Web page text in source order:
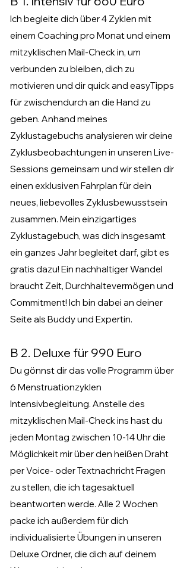
Ich begleite dich über 4 Zyklen mit
einem Coaching pro Monat und einem
mitzyklischen Mail-Check in, um
verbunden zu bleiben, dich zu
motivieren und dir quick and easyTipps
für zwischendurch an die Hand zu
geben. Anhand meines
Zyklustagebuchs analysieren wir deine
Zyklusbeobachtungen in unseren Live-
Sessions gemeinsam und wir stellen dir
einen exklusiven Fahrplan für dein
neues, liebevolles Zyklusbewusstsein
zusammen. Mein einzigartiges
Zyklustagebuch, was dich insgesamt
ein ganzes Jahr begleitet darf, gibt es
gratis dazu! Ein nachhaltiger Wandel
braucht Zeit, Durchhaltevermögen und
Commitment! Ich bin dabei an deiner
Seite als Buddy und Expertin.
B 2. Deluxe für 990 Euro
Du gönnst dir das volle Programm über
6 Menstruationzyklen
Intensivbegleitung. Anstelle des
mitzyklischen Mail-Check ins hast du
jeden Montag zwischen 10-14 Uhr die
Möglichkeit mir über den heißen Draht
per Voice- oder Textnachricht Fragen
zu stellen, die ich tagesaktuell
beantworten werde. Alle 2 Wochen
packe ich außerdem für dich
individualisierte Übungen in unseren
Deluxe Ordner, die dich auf deinem